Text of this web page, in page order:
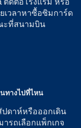
ติดต่อโรงแรม หรือ
เวลาหาซื้อซิมการ์ด
ะที่สนามบิน
ทางไปที่ไหน
ดาห์หรือออกเดิน
รถเลือกแพ็กเกจ